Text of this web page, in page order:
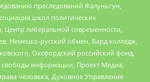
преследований Фалуньгун,
школ политических
Центр либеральной современности,
Немецко-русский обмен, Бард колледж,
Оксфордский российский фонд,
информации, Проект Медиа,
человека, Духовное Управление